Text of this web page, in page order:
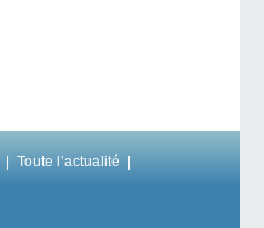
Toute l’actualité